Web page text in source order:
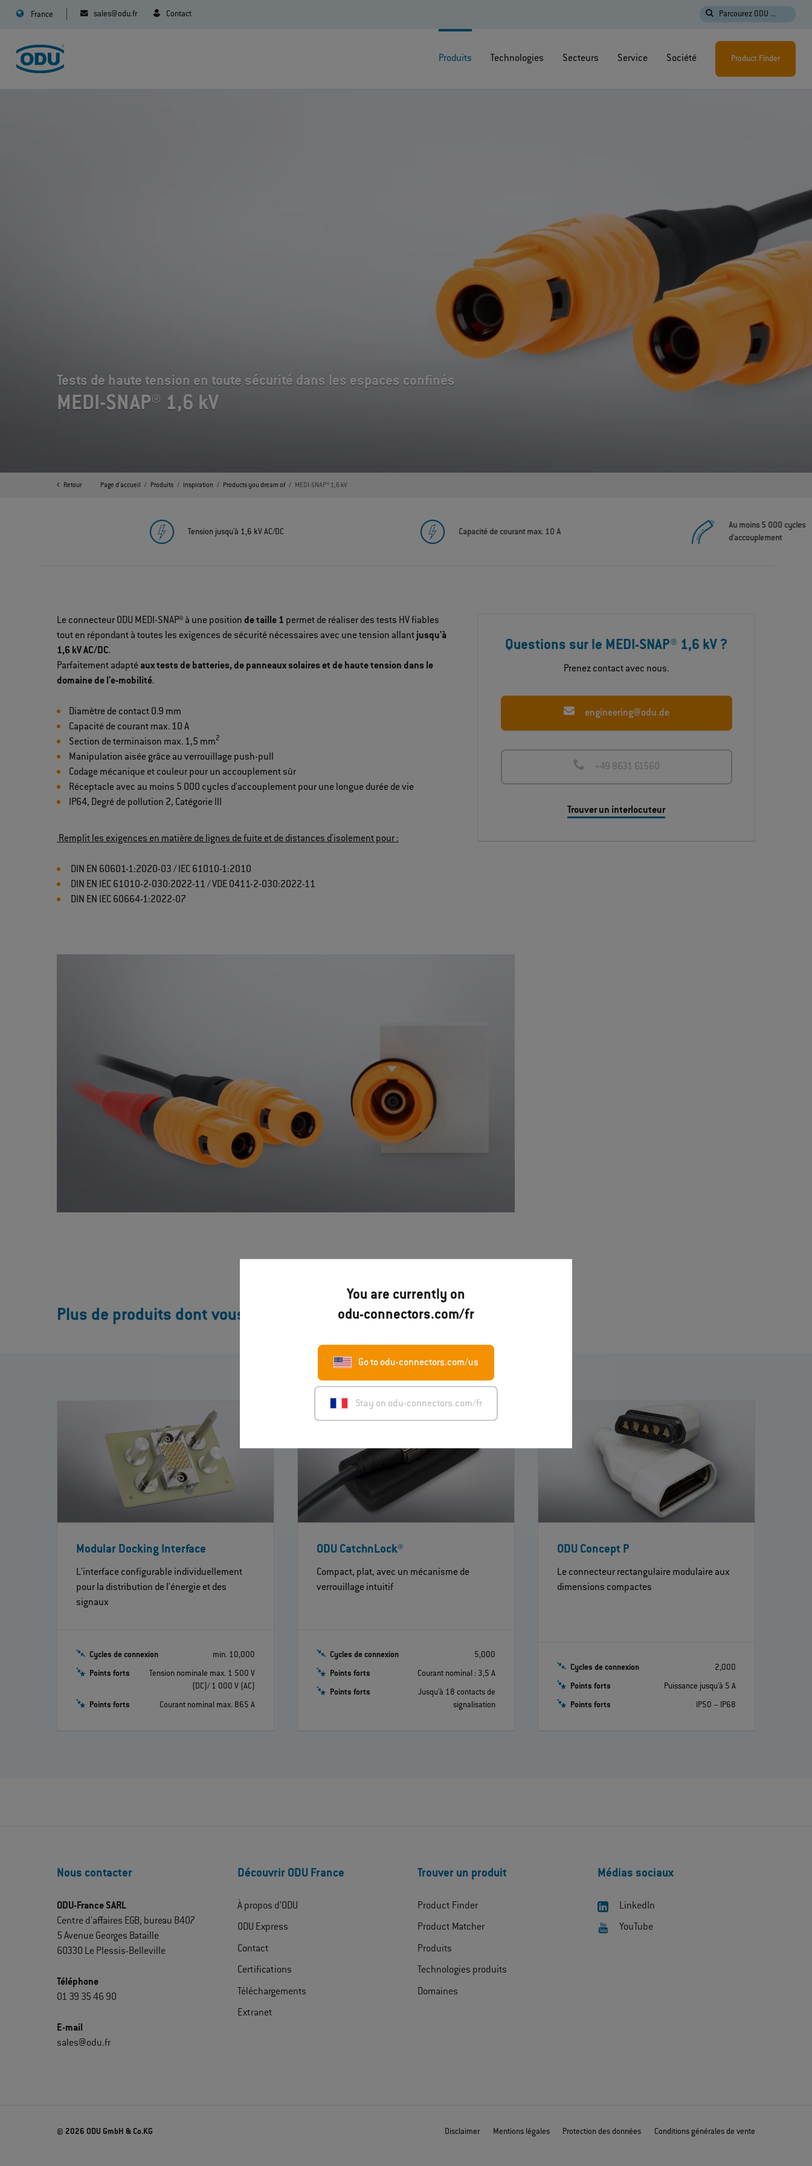
You are currently on
odu-connectors.com/fr
Go to odu-connectors.com/us
Stay on odu-connectors.com/fr
France sales@odu.fr Contact Parcourez ODU ...
Produits Technologies Secteurs Service Société Product Finder
MEDI-SNAP® 1,6 kV
Tests de haute tension en toute sécurité dans les espaces confinés
Retour Page d'accueil Produits Inspiration Products you dream of MEDI-SNAP® 1,6 kV
Tension jusqu'à 1,6 kV AC/DC Capacité de courant max. 10 A
Au moins 5 000 cycles
d'accouplement
Le connecteur ODU MEDI-SNAP® à une positionde taille 1 permet de réaliser des tests HV fiables
tout en répondant à toutes les exigences de sécurité nécessaires avec une tension allant jusqu'à
1,6 kV AC/DC.
Parfaitement adapté aux tests de batteries, de panneaux solaires et de haute tension dans le
domaine de l'e-mobilité.
Diamètre de contact 0.9 mm
Capacité de courant max. 10 A
Section de terminaison max. 1,5 mm2
Manipulation aisée grâce au verrouillage push-pull
Codage mécanique et couleur pour un accouplement sûr
Réceptacle avec au moins 5 000 cycles d'accouplement pour une longue durée de vie
IP64, Degré de pollution 2, Catégorie llI
Remplit les exigences en matière de lignes de fuite et de distances d'isolement pour :
DIN EN 60601-1:2020-03 / IEC 61010-1:2010
DIN EN IEC 61010-2-030:2022-11 / VDE 0411-2-030:2022-11
DIN EN IEC 60664-1:2022-07
Questions sur le MEDI-SNAP® 1,6 kV ?
Prenez contact avec nous.
engineering@odu.de
+49 8631 61560
Trouver un interlocuteur
Plus de produits dont vous rêvez ...
Modular Docking Interface
L'interface configurable individuellement
pour la distribution de l'énergie et des
signaux
Cycles de connexion min. 10,000
Points forts
Tension nominale max. 1 500 V
(DC)/ 1 000 V (AC)
Points forts Courant nominal max. 865 A
ODU CatchnLock®
Compact, plat, avec un mécanisme de
verrouillage intuitif
Cycles de connexion 5,000
Points forts Courant nominal : 3,5 A
Points forts
Jusqu'à 18 contacts de
signalisation
ODU Concept P
Le connecteur rectangulaire modulaire aux
dimensions compactes
Cycles de connexion 2,000
Points forts Puissance jusqu'à 5 A
Points forts IP50 – IP68
Nous contacter
ODU-France SARL
Centre d'affaires EGB, bureau B407
5 Avenue Georges Bataille
60330 Le Plessis-Belleville
Téléphone
01 39 35 46 90
E-mail
sales@odu.fr
Découvrir ODU France
À propos d’ODU
ODU Express
Contact
Certifications
Téléchargements
Extranet
Trouver un produit
Product Finder
Product Matcher
Produits
Technologies produits
Domaines
Médias sociaux
LinkedIn
YouTube
© 2026 ODU GmbH & Co.KG Disclaimer Mentions légales Protection des données Conditions générales de vente